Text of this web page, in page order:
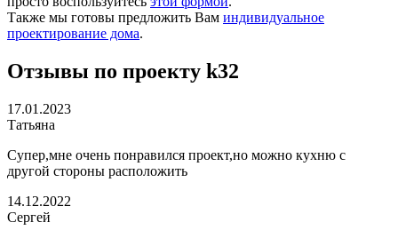
Также мы готовы предложить Вам индивидуальное
проектирование дома.
Отзывы по проекту k32
17.01.2023
Татьяна
Супер,мне очень понравился проект,но можно кухню с
другой стороны расположить
14.12.2022
Сергей